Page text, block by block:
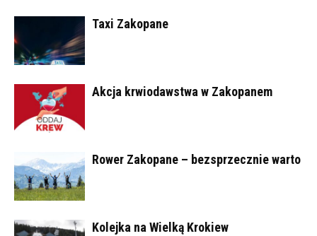
Taxi Zakopane
Akcja krwiodawstwa w Zakopanem
Rower Zakopane – bezsprzecznie warto
Kolejka na Wielką Krokiew